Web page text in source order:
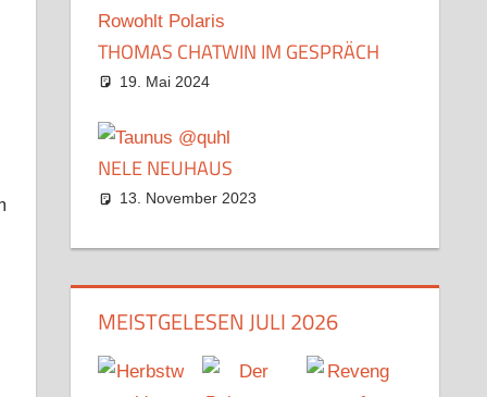
THOMAS CHATWIN IM GESPRÄCH
19. Mai 2024
NELE NEUHAUS
13. November 2023
MEISTGELESEN JULI 2026